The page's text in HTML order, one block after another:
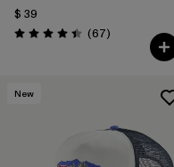
$ 39
Valoración: 4.4 / 5
(67Comentarios
)
New